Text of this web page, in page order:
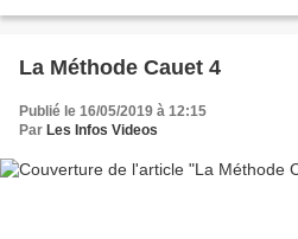
La Méthode Cauet 4
Publié le 16/05/2019 à 12:15
Par Les Infos Videos